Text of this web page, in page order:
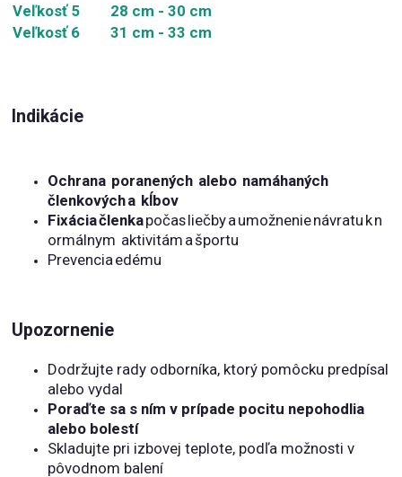
Veľkosť 5
28 cm - 30 cm
Veľkosť 6
31 cm - 33 cm
Indikácie
Ochrana poranených alebo namáhaných
členkových a kĺbov
Fixácia členkapočas liečby a umožnenie návratu k n
ormálnym aktivitám a športu
Prevencia edému
Upozornenie
Dodržujte rady odborníka, ktorý pomôcku predpísal
alebo vydal
Poraďte sa s ním v prípade pocitu nepohodlia
alebo bolestí
Skladujte pri izbovej teplote, podľa možnosti v
pôvodnom balení